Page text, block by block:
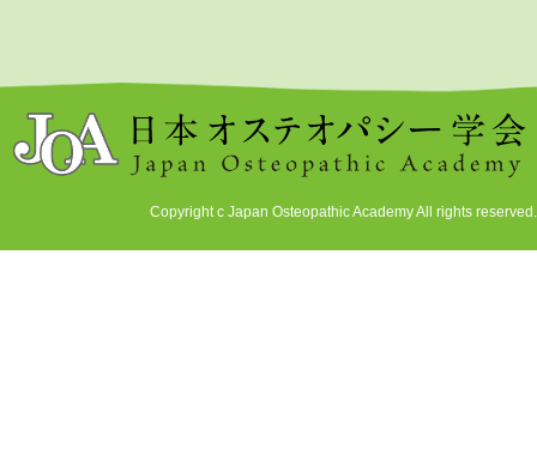
Copyright c Japan Osteopathic Academy All rights reserved.